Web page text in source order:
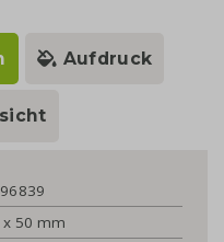
Aufdruck
x 50 mm